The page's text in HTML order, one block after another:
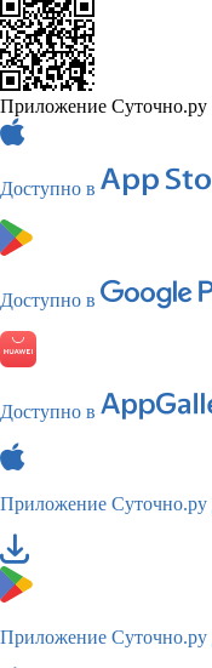
Приложение Суточно.ру
Доступно в
Доступно в
Доступно в
Приложение Суточно.ру
Приложение Суточно.ру